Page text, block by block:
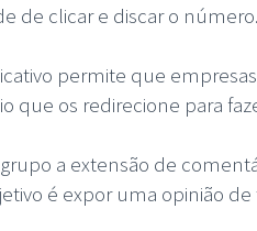
de clicar e discar o número.
permite que
que os redirecione para
a extensão de
é expor uma opinião